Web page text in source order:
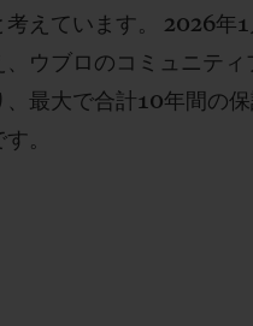
考えています。 2026年
、ウブロのコミュニテ
、最大で合計10年間の
。